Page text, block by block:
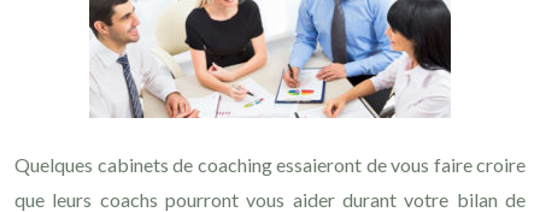
Quelques cabinets de coaching essaieront de vous faire croire
que leurs coachs pourront vous aider durant votre bilan de